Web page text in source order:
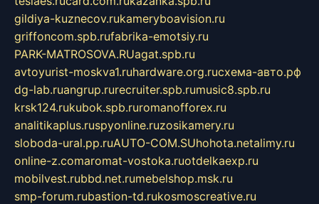
gildiya-kuznecov.rukameryboavision.ru
griffoncom.spb.rufabrika-emotsiy.ru
PARK-MATROSOVA.RUagat.spb.ru
avtoyurist-moskva1.ruhardware.org.ruсхема-авто.рф
dg-lab.ruangrup.rurecruiter.spb.rumusic8.spb.ru
krsk124.rukubok.spb.ruromanofforex.ru
analitikaplus.ruspyonline.ruzosikamery.ru
sloboda-ural.pp.ruAUTO-COM.SUhohota.netalimy.ru
online-z.comaromat-vostoka.ruotdelkaexp.ru
mobilvest.rubbd.net.rumebelshop.msk.ru
smp-forum.rubastion-td.rukosmoscreative.ru